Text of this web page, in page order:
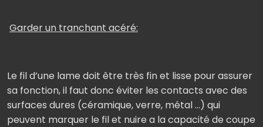
Garder un tranchant acéré:
Le fil d’une lame doit être très fin et lisse pour assurer
sa fonction, il faut donc éviter les contacts avec des
surfaces dures (céramique, verre, métal ...) qui
peuvent marquer le fil et nuire a la capacité de coupe